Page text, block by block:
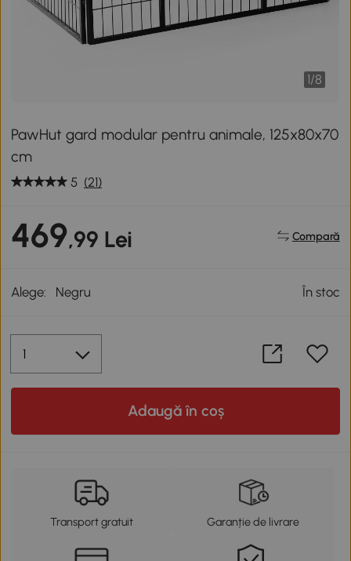
1/8
PawHut gard modular pentru animale, 125x80x70
cm
5 (21)
469,99 Lei Compară
Alege: Negru În stoc
Adaugă în coș
Transport gratuit Garanție de livrare